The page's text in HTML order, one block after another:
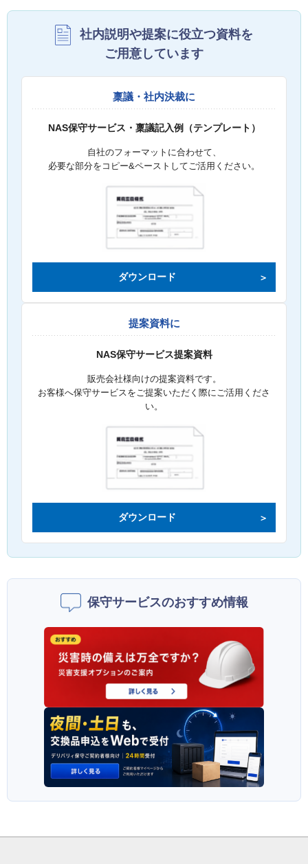
社内説明や提案に役立つ資料を
ご用意しています
稟議・社内決裁に
NAS保守サービス・稟議記入例（テンプレート）
自社のフォーマットに合わせて、
必要な部分をコピー&ペーストしてご活用ください。
ダウンロード
提案資料に
NAS保守サービス提案資料
販売会社様向けの提案資料です。
お客様へ保守サービスをご提案いただく際にご活用くださ
い。
ダウンロード
保守サービスのおすすめ情報